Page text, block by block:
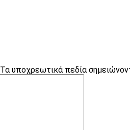
Τα υποχρεωτικά πεδία